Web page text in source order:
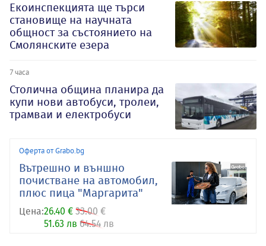
Екоинспекцията ще търси
становище на научната
общност за състоянието на
Смолянските езера
7 часа
Столична община планира да
купи нови автобуси, тролеи,
трамваи и електробуси
Оферта от Grabo.bg
Вътрешно и външно
почистване на автомобил,
плюс пица "Маргарита"
Цена:26.40 € 33.00 €
51.63 лв 64.54 лв